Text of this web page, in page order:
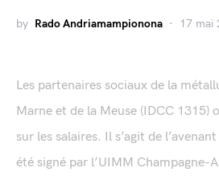
by Rado Andriamampionona 17 mai
Les partenaires sociaux de la
Marne et de la Meuse (IDCC 1315)
sur les salaires. Il s’agit de
été signé par l’UIMM Champagne-